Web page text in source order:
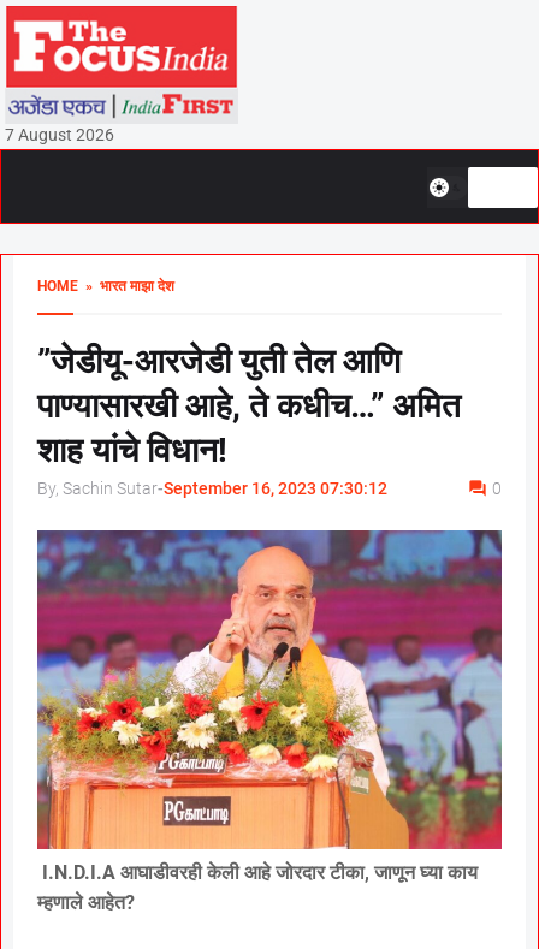
7 August 2026
HOME » भारत माझा देश
”जेडीयू-आरजेडी युती तेल आणि
पाण्यासारखी आहे, ते कधीच…” अमित
शाह यांचे विधान!
By, Sachin Sutar-September 16, 2023 07:30:12 0
I.N.D.I.A आघाडीवरही केली आहे जोरदार टीका, जाणून घ्या काय
म्हणाले आहेत?